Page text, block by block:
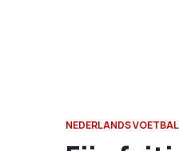
NEDERLANDS VOETBAL